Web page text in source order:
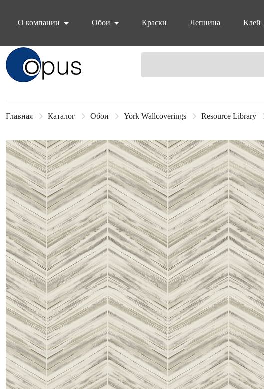
О компании
Обои Краски Лепнина Клей
Блок поиска
Главная Каталог Обои York Wallcoverings Resource Library